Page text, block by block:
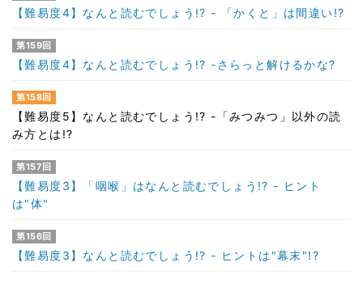
【難易度4】なんと読むでしょう!? - 「かくと」は間違い!?
第159回
【難易度4】なんと読むでしょう!? -さらっと解けるかな?
第158回
【難易度5】なんと読むでしょう!? -「みつみつ」以外の読
み方とは!?
第157回
【難易度3】「咽喉」はなんと読むでしょう!? - ヒント
は"体"
第156回
【難易度3】なんと読むでしょう!? - ヒントは"幕末"!?